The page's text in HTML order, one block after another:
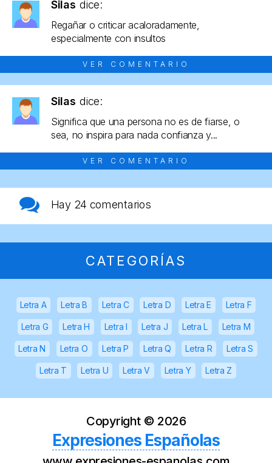
Silas dice:
Regañar o criticar acaloradamente,
especialmente con insultos
VER COMENTARIO
Silas dice:
Significa que una persona no es de fiarse, o
sea, no inspira para nada confianza y...
VER COMENTARIO
Hay 24 comentarios
CATEGORÍAS
Letra A Letra B Letra C Letra D Letra E Letra F
Letra G Letra H Letra I Letra J Letra L Letra M
Letra N Letra O Letra P Letra Q Letra R Letra S
Letra T Letra U Letra V Letra Y Letra Z
Copyright © 2026
Expresiones Españolas